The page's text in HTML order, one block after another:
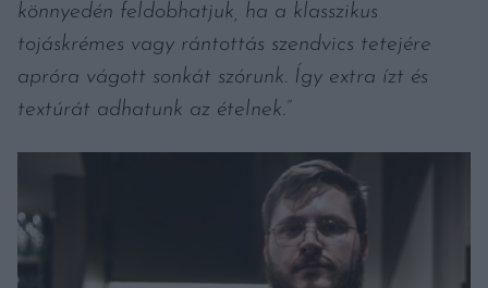
könnyedén feldobhatjuk, ha a klasszikus
tojáskrémes vagy rántottás szendvics tetejére
apróra vágott sonkát szórunk. Így extra ízt és
textúrát adhatunk az ételnek.”